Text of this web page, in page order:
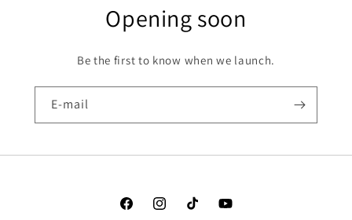
Opening soon
Be the first to know when we launch.
E-mail
FacebookInstagramTikTok YouTube